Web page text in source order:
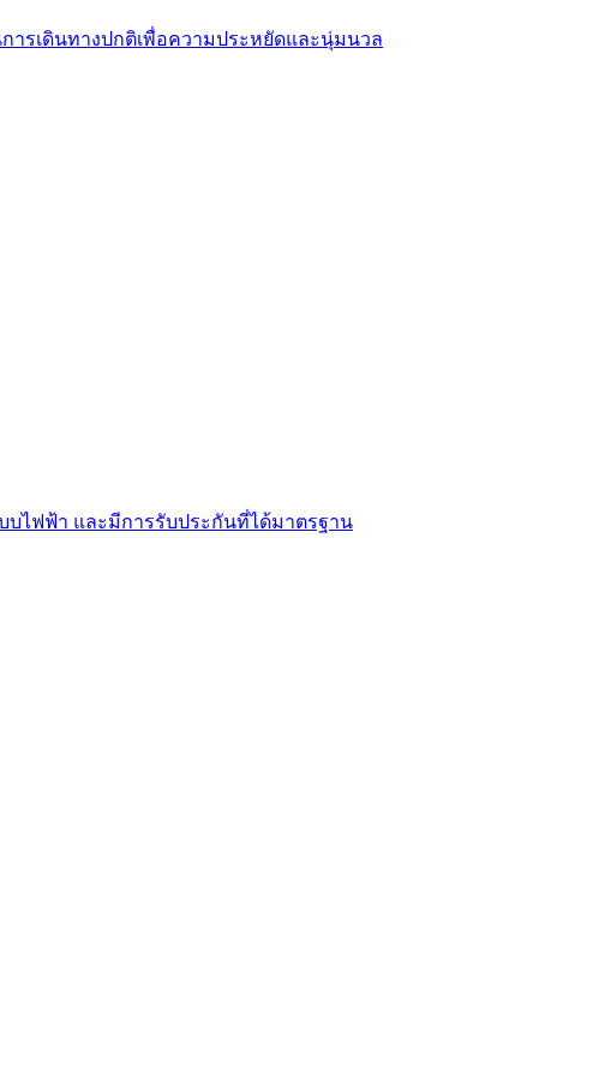
ารเดินทางปกติเพื่อความประหยัดและนุ่มนวล
บไฟฟ้า และมีการรับประกันที่ได้มาตรฐาน